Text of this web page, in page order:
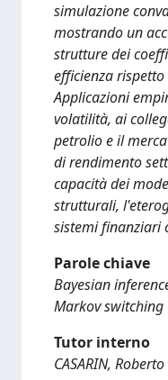
simulazione
mostrando un
strutture dei
efficienza
Applicazioni
volatilità, ai
petrolio e il
di rendimento
capacità dei
strutturali,
sistemi finanziari
Parole chiave
Bayesian
Markov switching
Tutor interno
CASARIN, Roberto